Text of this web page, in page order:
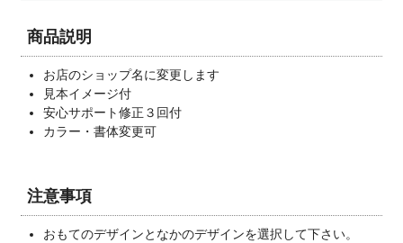
商品説明
お店のショップ名に変更します
見本イメージ付
安心サポート修正３回付
カラー・書体変更可
注意事項
おもてのデザインとなかのデザインを選択して下さい。